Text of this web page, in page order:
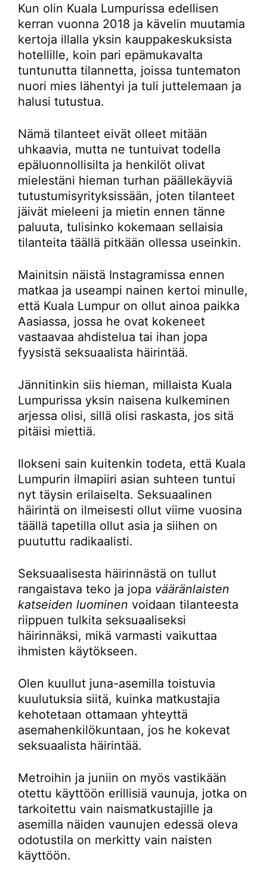
Kun olin Kuala Lumpurissa edellisen
kerran vuonna 2018 ja kävelin muutamia
kertoja illalla yksin kauppakeskuksista
hotellille, koin pari epämukavalta
tuntunutta tilannetta, joissa tuntematon
nuori mies lähentyi ja tuli juttelemaan ja
halusi tutustua.
Nämä tilanteet eivät olleet mitään
uhkaavia, mutta ne tuntuivat todella
epäluonnollisilta ja henkilöt olivat
mielestäni hieman turhan päällekäyviä
tutustumisyrityksissään, joten tilanteet
jäivät mieleeni ja mietin ennen tänne
paluuta, tulisinko kokemaan sellaisia
tilanteita täällä pitkään ollessa useinkin.
Mainitsin näistä Instagramissa ennen
matkaa ja useampi nainen kertoi minulle,
että Kuala Lumpur on ollut ainoa paikka
Aasiassa, jossa he ovat kokeneet
vastaavaa ahdistelua tai ihan jopa
fyysistä seksuaalista häirintää.
Jännitinkin siis hieman, millaista Kuala
Lumpurissa yksin naisena kulkeminen
arjessa olisi, sillä olisi raskasta, jos sitä
pitäisi miettiä.
Ilokseni sain kuitenkin todeta, että Kuala
Lumpurin ilmapiiri asian suhteen tuntui
nyt täysin erilaiselta. Seksuaalinen
häirintä on ilmeisesti ollut viime vuosina
täällä tapetilla ollut asia ja siihen on
puututtu radikaalisti.
Seksuaalisesta häirinnästä on tullut
rangaistava teko ja jopa vääränlaisten
katseiden luominen voidaan tilanteesta
riippuen tulkita seksuaaliseksi
häirinnäksi, mikä varmasti vaikuttaa
ihmisten käytökseen.
Olen kuullut juna-asemilla toistuvia
kuulutuksia siitä, kuinka matkustajia
kehotetaan ottamaan yhteyttä
asemahenkilökuntaan, jos he kokevat
seksuaalista häirintää.
Metroihin ja juniin on myös vastikään
otettu käyttöön erillisiä vaunuja, jotka on
tarkoitettu vain naismatkustajille ja
asemilla näiden vaunujen edessä oleva
odotustila on merkitty vain naisten
käyttöön.